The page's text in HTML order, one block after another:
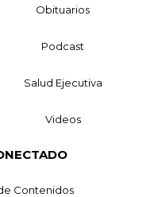
Obituarios
Podcast
Salud Ejecutiva
Videos
Contenidos